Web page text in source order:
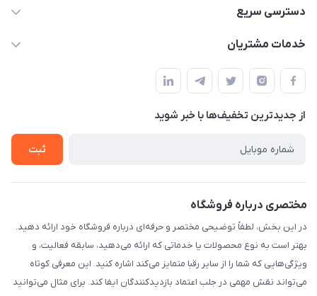
۰۲۱۰۰۰۰۰۰۰۰
دسترسی سریع
حساب کاربری
لیست محصولات
درباره ما
خدمات مشتریان
قوانین و مقررات
حریم خصوصی
راهنما
از جدید‌ترین تخفیف‌ها با‌ خبر شوید
ثبت
مختصری درباره فروشگاه
در این بخش، لطفاً توضیحی مختصر و حرفه‌ای درباره فروشگاه خود ارائه دهید.
بهتر است به نوع محصولات یا خدماتی که ارائه می‌دهید، سابقه فعالیت، و
ویژگی‌هایی که شما را از سایر رقبا متمایز می‌کند اشاره کنید. این معرفی کوتاه
می‌تواند نقش مهمی در جلب اعتماد بازدیدکنندگان ایفا کند. برای مثال می‌توانید